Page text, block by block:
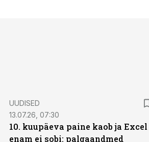
UUDISED
13.07.26, 07:30
10. kuupäeva paine kaob ja Excel
enam ei sobi: palgaandmed